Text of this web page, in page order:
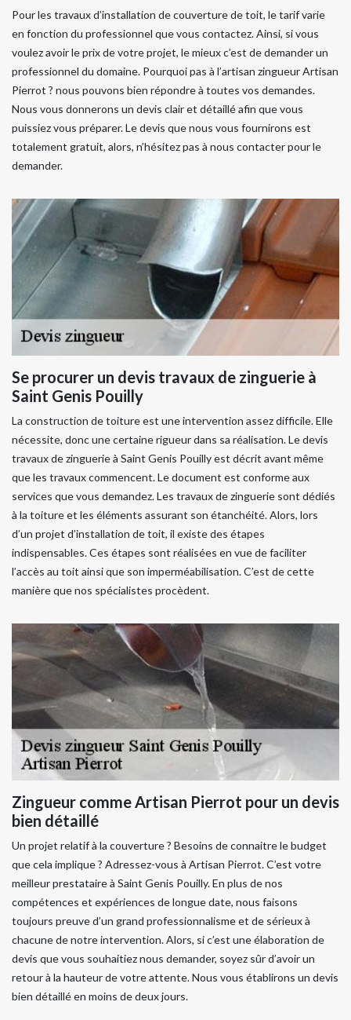
Pour les travaux d’installation de couverture de toit, le tarif varie
en fonction du professionnel que vous contactez. Ainsi, si vous
voulez avoir le prix de votre projet, le mieux c’est de demander un
professionnel du domaine. Pourquoi pas à l’artisan zingueur Artisan
Pierrot ? nous pouvons bien répondre à toutes vos demandes.
Nous vous donnerons un devis clair et détaillé afin que vous
puissiez vous préparer. Le devis que nous vous fournirons est
totalement gratuit, alors, n’hésitez pas à nous contacter pour le
demander.
Se procurer un devis travaux de zinguerie à
Saint Genis Pouilly
La construction de toiture est une intervention assez difficile. Elle
nécessite, donc une certaine rigueur dans sa réalisation. Le devis
travaux de zinguerie à Saint Genis Pouilly est décrit avant même
que les travaux commencent. Le document est conforme aux
services que vous demandez. Les travaux de zinguerie sont dédiés
à la toiture et les éléments assurant son étanchéité. Alors, lors
d’un projet d’installation de toit, il existe des étapes
indispensables. Ces étapes sont réalisées en vue de faciliter
l’accès au toit ainsi que son imperméabilisation. C’est de cette
manière que nos spécialistes procèdent.
Zingueur comme Artisan Pierrot pour un devis
bien détaillé
Un projet relatif à la couverture ? Besoins de connaitre le budget
que cela implique ? Adressez-vous à Artisan Pierrot. C’est votre
meilleur prestataire à Saint Genis Pouilly. En plus de nos
compétences et expériences de longue date, nous faisons
toujours preuve d’un grand professionnalisme et de sérieux à
chacune de notre intervention. Alors, si c’est une élaboration de
devis que vous souhaitiez nous demander, soyez sûr d’avoir un
retour à la hauteur de votre attente. Nous vous établirons un devis
bien détaillé en moins de deux jours.